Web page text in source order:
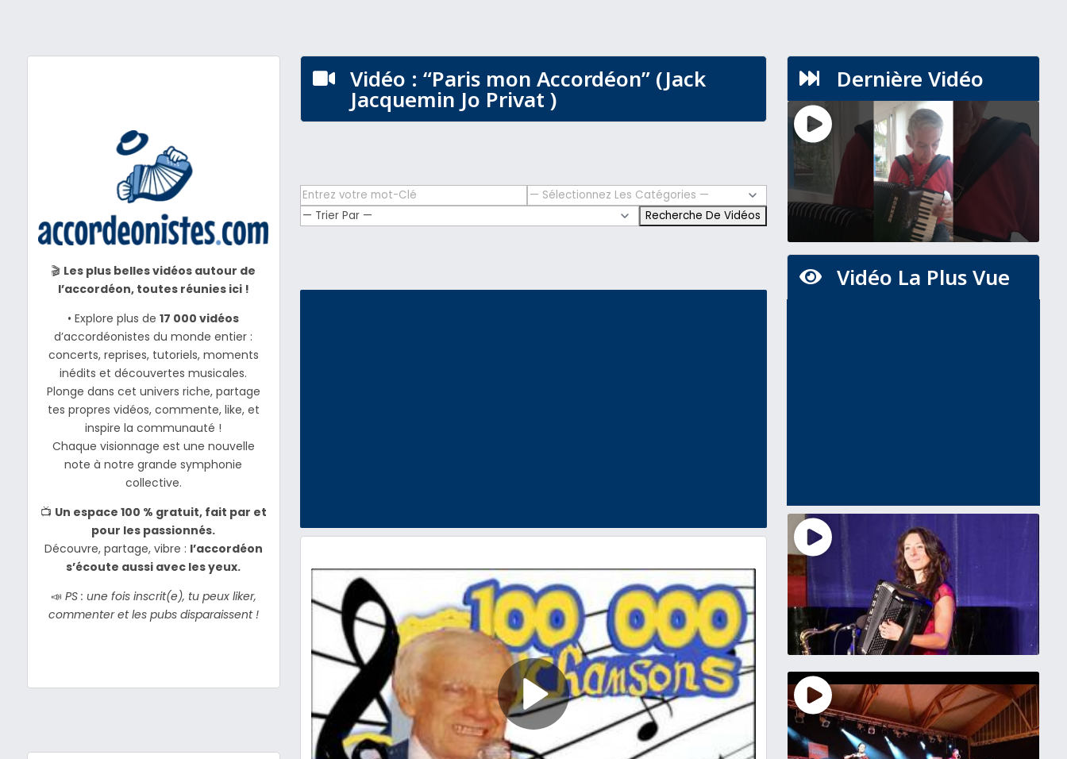
🎬 Les plus belles vidéos autour de
l’accordéon, toutes réunies ici !
• Explore plus de17 000 vidéos
d’accordéonistes du monde entier :
concerts, reprises, tutoriels, moments
inédits et découvertes musicales.
Plonge dans cet univers riche, partage
tes propres vidéos, commente, like, et
inspire la communauté !
Chaque visionnage est une nouvelle
note à notre grande symphonie
collective.
📺 Un espace 100 % gratuit, fait par et
pour les passionnés.
Découvre, partage, vibre : l’accordéon
s’écoute aussi avec les yeux.
📣 PS : une fois inscrit(e), tu peux liker,
commenter et les pubs disparaissent !
 Vidéo : “Paris mon Accordéon” (Jack
Jacquemin Jo Privat )
 Dernière Vidéo
 Vidéo La Plus Vue